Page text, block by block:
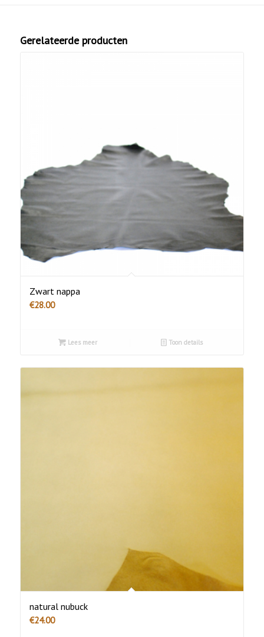
Gerelateerde producten
Zwart nappa
€28.00
Lees meer Toon details
natural nubuck
€24.00